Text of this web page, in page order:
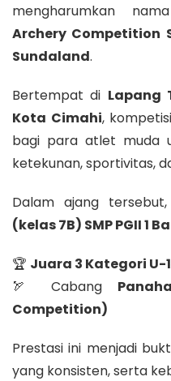
mengharumkan
Archery Competition
Sundaland.
Bertempat di Lapang
Kota Cimahi,
bagi para atlet muda
ketekunan, sportivitas,
Dalam ajang tersebut,
(kelas 7B) SMP PGII 1
🏆 Juara 3 Kategori U-
🏹 Cabang
Competition)
Prestasi ini menjadi
yang konsisten, serta